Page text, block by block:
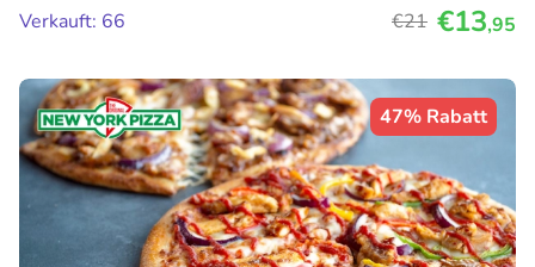
Verkauft: 66
€21 €13,95
47% Rabatt